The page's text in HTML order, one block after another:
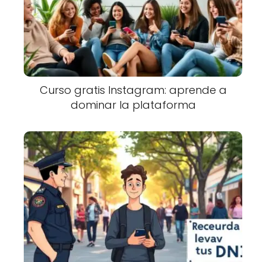
Curso gratis Instagram: aprende a
dominar la plataforma